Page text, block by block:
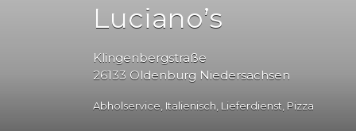
Luciano’s
Klingenbergstraße
26133 Oldenburg Niedersachsen
Abholservice Italienisch Lieferdienst Pizza